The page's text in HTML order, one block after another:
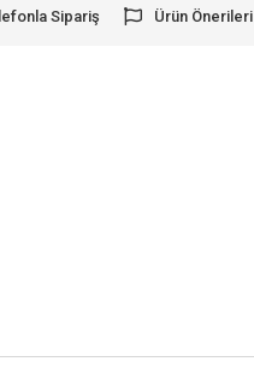
Sipariş Ürün Önerileri